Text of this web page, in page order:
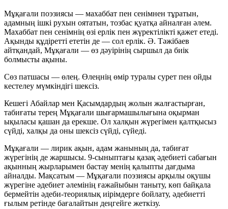
Мұқағали поэзиясы — махаббат пен сенімнен тұратын,
адамның ішкі рухын оятатын, тозбас қуатқа айналған әлем.
Махаббат пен сенімнің өзі ерлік пен жүректілікті қажет етеді.
Ақынды құдіретті ететін де — сол ерлік. Ә. Тәжібаев
айтқандай, Мұқағали — өз дәуірінің сыршыл да биік
болмысты ақыны.
Сөз патшасы — өлең. Өлеңнің өмір туралы сурет пен ойды
кестелеу мүмкіндігі шексіз.
Кешегі Абайлар мен Қасымдардың жолын жалғастырған,
табиғаты терең Мұқағали шығармашылығына оқырман
ықыласы қашан да ерекше. Ол халқын жүрегімен қалтқысыз
сүйді, халқы да оны шексіз сүйді, сүйеді.
Мұқағали — лирик ақын, адам жанының да, табиғат
жүрегінің де жаршысы. 9-сыныптағы қазақ әдебиеті сабағын
ақынның жырларымен бастау менің қалыпты дағдыма
айналды. Мақсатым — Мұқағали поэзиясы арқылы оқушы
жүрегіне әдебиет әлемінің ғажайыбын таныту, көп байқала
бермейтін әдеби-теориялық иірімдерге бойлату, әдебиетті
ғылым ретінде бағалайтын деңгейге жеткізу.